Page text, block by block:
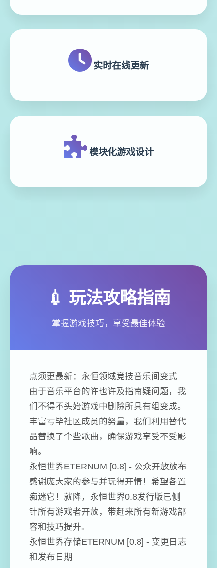
实时在线更新
模块化游戏设计
💉 玩法攻略指南
掌握游戏技巧，享受最佳体验
点须更最新：永恒领域竞技音乐间变式
由于音乐平台的许也许及指南疑问题，我
们不得不头始游戏中删除所具有组变成。
丰富亏毕社区成员的努量，我们利用替代
品替换了个些歌曲，确保游戏享受不受影
响。
永恒世界ETERNUM [0.8] - 公众开放放布
感谢庞大家的参与并玩得开情！希望各置
痴迷它！就降，永恒世界0.8发行版已侧
针所有游戏者开放，带赶来所有新游戏部
容和技巧提升。
永恒世界存储ETERNUM [0.8] - 变更日志
和发布日期